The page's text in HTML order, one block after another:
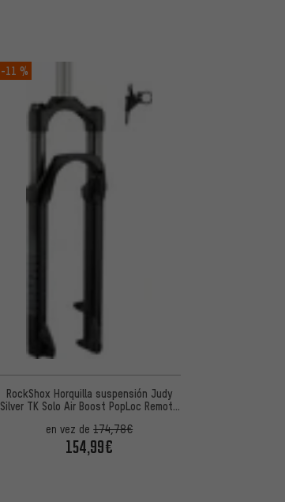
-11 %
RockShox Horquilla suspensión Judy
Silver TK Solo Air Boost PopLoc Remote
en vez de174,78€
154,99€